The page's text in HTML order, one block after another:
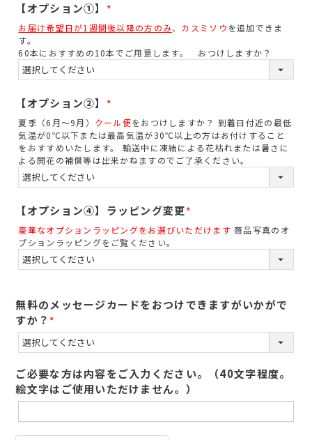
【オプション①】
(
須
お届け希望日が1週間後以降の方のみ、 カスミソウを追加できま
す。
60本におすすめの10本でご用意します。 おつけしますか？
【オプション②】
必
須
)
夏季（6月～9月） クール便をおつけしますか？ 到着日付近の最低
気温が0℃以下または最高気温が30℃以上の方はお付けすること
をおすすめいたします。 輸送中に凍結による花枯れまたは暑さに
よる開花の補償等は出来かねますのでご了承ください。
【オプション④】ラッピング変更
(
)
豪華なオプションラッピングをお選びいただけます 商品写真のオ
プションラッピングをご覧ください。
無料のメッセージカードをおつけできますがいかがで
すか？
(
必
)
ご必要な方は内容をご入力ください。（40文字程度。
絵文字はご使用いただけません。）